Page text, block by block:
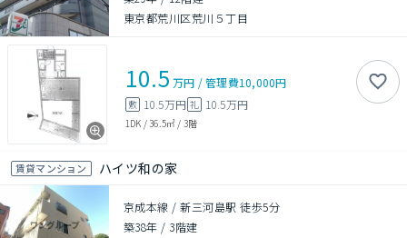
東京都荒川区荒川５丁目
10.5 万円 /管理費10,000円
敷 10.5万円 礼 10.5万円
1DK /36.5㎡ / 3階
賃貸マンション ハイツ和の家
京成本線 / 新三河島駅 徒歩5分
築38年 / 3階建